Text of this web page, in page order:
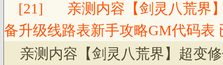
[21]
亲测内容【剑灵八荒界
备升级线路表新手攻略GM代码表
亲测内容【剑灵八荒界】超变